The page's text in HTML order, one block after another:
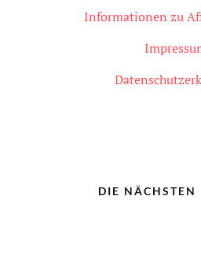
Informationen zu
DIE NÄCHSTEN